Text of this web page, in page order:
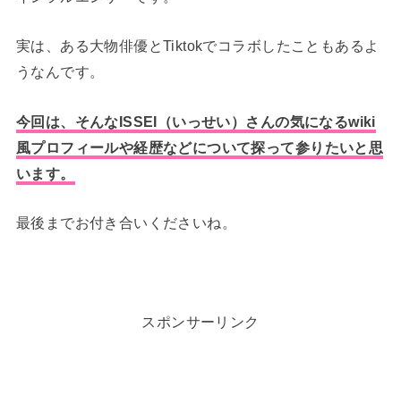
実は、ある大物俳優とTiktokでコラボしたこともあるよ
うなんです。
今回は、そんなISSEI（いっせい）さんの気になるwiki
風プロフィールや経歴などについて探って参りたいと思
います。
最後までお付き合いくださいね。
スポンサーリンク